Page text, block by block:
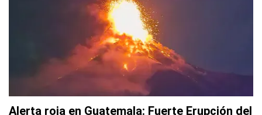
Alerta roja en Guatemala: Fuerte Erupción del